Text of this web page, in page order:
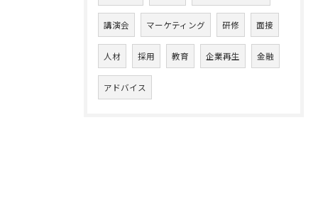
講演会 マーケティング 研修 面接
人材 採用 教育 企業再生 金融
アドバイス